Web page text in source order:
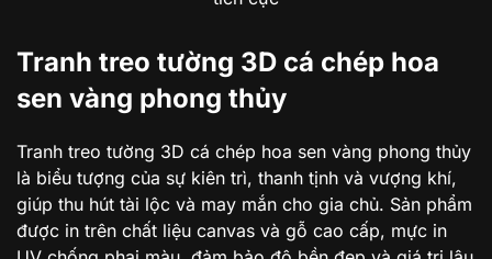
Tranh treo tường 3D cá chép hoa
sen vàng phong thủy
Tranh treo tường 3D cá chép hoa sen vàng phong thủy
là biểu tượng của sự kiên trì, thanh tịnh và vượng khí,
giúp thu hút tài lộc và may mắn cho gia chủ. Sản phẩm
được in trên chất liệu canvas và gỗ cao cấp, mực in